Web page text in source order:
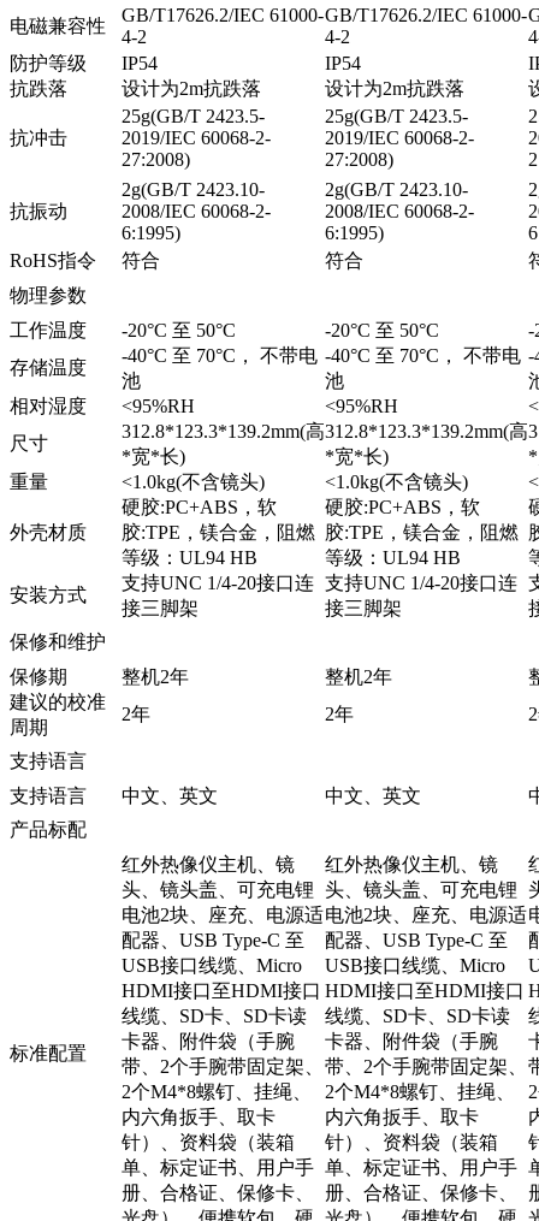
电磁兼容性
GB/T17626.2/IEC 61000-
4-2
GB/T17626.2/IEC 61000-
4-2
防护等级
IP54 IP54
抗跌落
设计为2m抗跌落 设计为2m抗跌落
抗冲击
25g(GB/T 2423.5-
2019/IEC 60068-2-
27:2008)
25g(GB/T 2423.5-
2019/IEC 60068-2-
27:2008)
抗振动
2g(GB/T 2423.10-
2008/IEC 60068-2-
6:1995)
2g(GB/T 2423.10-
2008/IEC 60068-2-
6:1995)
RoHS指令
符合 符合
物理参数
工作温度
-20°C 至 50°C -20°C 至 50°C
-
存储温度
-40°C 至 70°C， 不带电
池
-40°C 至 70°C， 不带电
池
-
相对湿度
<95%RH <95%RH
尺寸
312.8*123.3*139.2mm(高
*宽*长)
312.8*123.3*139.2mm(高
*宽*长)
重量
<1.0kg(不含镜头) <1.0kg(不含镜头)
外壳材质
硬胶:PC+ABS，软
胶:TPE，镁合金，阻燃
等级：UL94 HB
硬胶:PC+ABS，软
胶:TPE，镁合金，阻燃
等级：UL94 HB
安装方式
支持UNC 1/4-20接口连
接三脚架
支持UNC 1/4-20接口连
接三脚架
保修和维护
保修期
整机2年 整机2年
建议的校准
周期
2年 2年
支持语言
支持语言
中文、英文 中文、英文
产品标配
标准配置
红外热像仪主机、镜
头、镜头盖、可充电锂
电池2块、座充、电源适
配器、USB Type-C 至
USB接口线缆、Micro
HDMI接口至HDMI接口
线缆、SD卡、SD卡读
卡器、附件袋（手腕
带、2个手腕带固定架、
2个M4*8螺钉、挂绳、
内六角扳手、取卡
针）、资料袋（装箱
单、标定证书、用户手
册、合格证、保修卡、
红外热像仪主机、镜
头、镜头盖、可充电锂
电池2块、座充、电源适
配器、USB Type-C 至
USB接口线缆、Micro
HDMI接口至HDMI接口
线缆、SD卡、SD卡读
卡器、附件袋（手腕
带、2个手腕带固定架、
2个M4*8螺钉、挂绳、
内六角扳手、取卡
针）、资料袋（装箱
单、标定证书、用户手
册、合格证、保修卡、